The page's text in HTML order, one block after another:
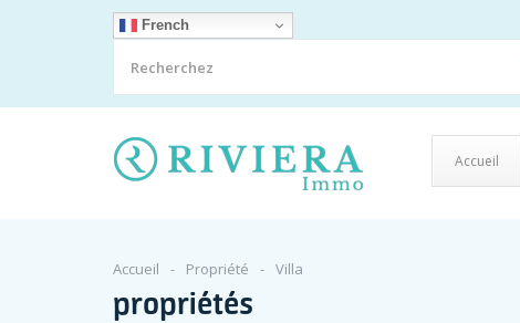
French
Accueil
Accueil Propriété Villa
propriétés